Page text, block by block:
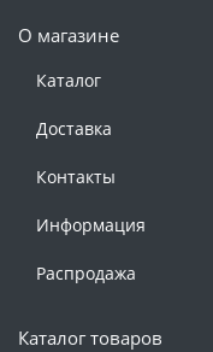
О магазине
Каталог
Доставка
Контакты
Информация
Распродажа
Каталог товаров